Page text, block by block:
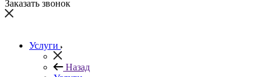
Заказать звонок
Услуги
Назад